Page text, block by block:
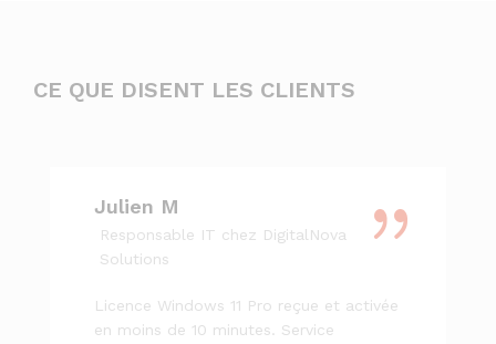
CE QUE DISENT LES CLIENTS
Julien M
Responsable IT chez DigitalNova
Solutions
Licence Windows 11 Pro reçue et activée
en moins de 10 minutes. Service